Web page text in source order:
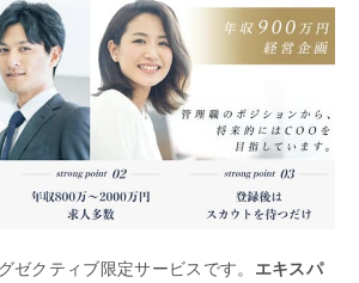
ゼクティブ限定サービスです。 エキスパ